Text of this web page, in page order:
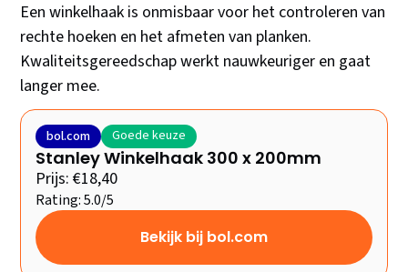
Een winkelhaak is onmisbaar voor het controleren van
rechte hoeken en het afmeten van planken.
Kwaliteitsgereedschap werkt nauwkeuriger en gaat
langer mee.
bol.com Goede keuze
Stanley Winkelhaak 300 x 200mm
Prijs: €18,40
Rating: 5.0/5
Bekijk bij bol.com